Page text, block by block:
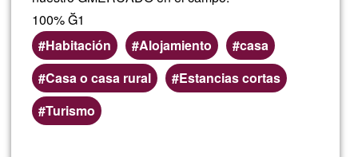
100% Ğ1
Habitación
Alojamiento
casa
Casa o casa rural
Estancias cortas
Áreas
de
Turismo